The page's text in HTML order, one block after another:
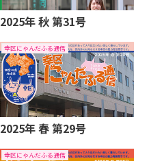
2025年 秋 第31号
幸区にゃんだふる通信
2025年 春 第29号
幸区にゃんだふる通信